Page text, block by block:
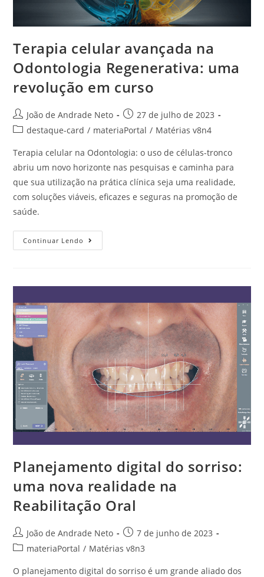
Terapia celular avançada na
Odontologia Regenerativa: uma
revolução em curso
João de Andrade Neto
27 de julho de 2023
destaque-card / materiaPortal / Matérias v8n4
Terapia celular na Odontologia: o uso de células-tronco
abriu um novo horizonte nas pesquisas e caminha para
que sua utilização na prática clínica seja uma realidade,
com soluções viáveis, eficazes e seguras na promoção de
saúde.
Continuar Lendo
Planejamento digital do sorriso:
uma nova realidade na
Reabilitação Oral
João de Andrade Neto
7 de junho de 2023
materiaPortal / Matérias v8n3
O planejamento digital do sorriso é um grande aliado dos